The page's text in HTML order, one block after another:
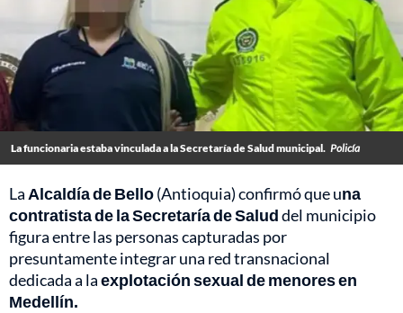
La funcionaria estaba vinculada a la Secretaría de Salud municipal. Policía
La Alcaldía de Bello(Antioquia) confirmó que una
contratista de la Secretaría de Saluddel municipio
figura entre las personas capturadas por
presuntamente integrar una red transnacional
dedicada a laexplotación sexual de menores en
Medellín.